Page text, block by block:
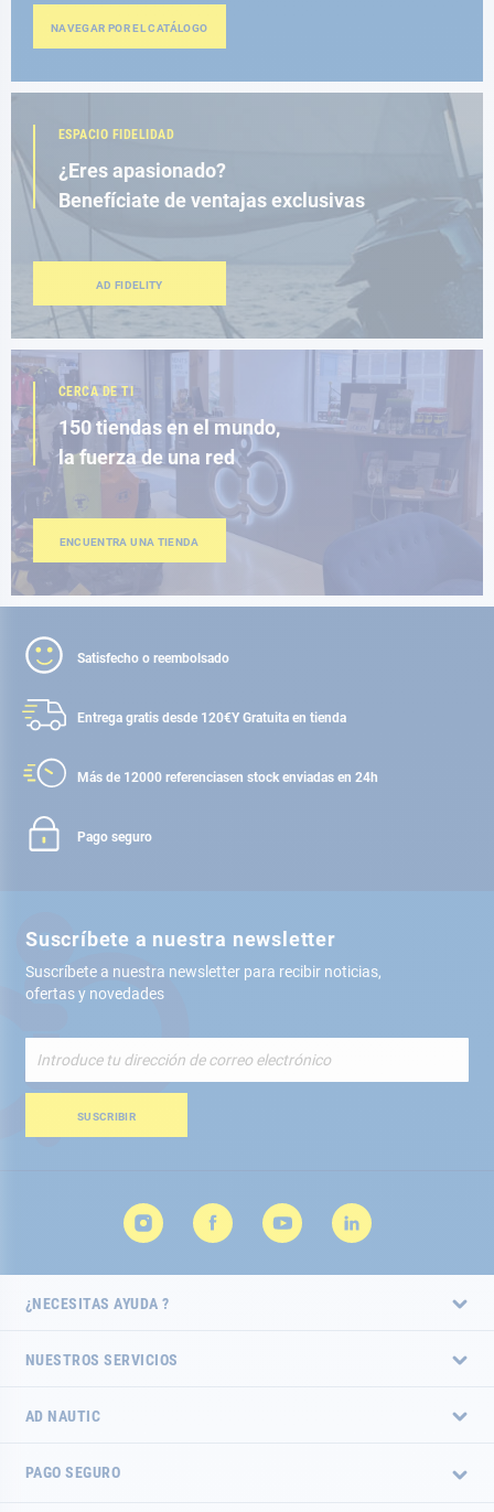
NAVEGAR POR EL CATÁLOGO
ESPACIO FIDELIDAD
¿Eres apasionado?
Benefíciate de ventajas exclusivas
AD FIDELITY
CERCA DE TI
150 tiendas en el mundo,
la fuerza de una red
ENCUENTRA UNA TIENDA
Satisfecho o reembolsado
Entrega gratis desde 120€Y Gratuita en tienda
Más de 12000 referenciasen stock enviadas en 24h
Pago seguro
Suscríbete a nuestra newsletter
Suscríbete a nuestra newsletter para recibir noticias,
ofertas y novedades
nuestro
de
SUSCRIBIR
¿NECESITAS AYUDA ?
NUESTROS SERVICIOS
AD NAUTIC
PAGO SEGURO